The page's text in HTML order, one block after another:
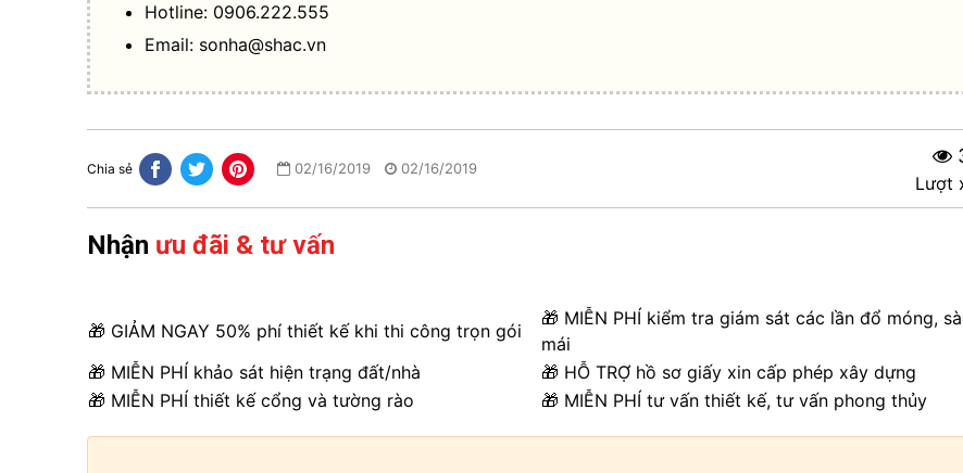
Hotline: 0906.222.555
Email: sonha@shac.vn
Chia sẻ 02/16/2019 02/16/2019
Lượt
Nhận ưu đãi & tư vấn
🎁 GIẢM NGAY 50% phí thiết kế khi thi công trọn gói
🎁 MIỄN PHÍ kiểm tra giám sát các lần đổ móng,
mái
🎁 MIỄN PHÍ khảo sát hiện trạng đất/nhà
🎁 HỖ TRỢ hồ sơ giấy xin cấp phép xây dựng
🎁 MIỄN PHÍ thiết kế cổng và tường rào
🎁 MIỄN PHÍ tư vấn thiết kế, tư vấn phong thủy